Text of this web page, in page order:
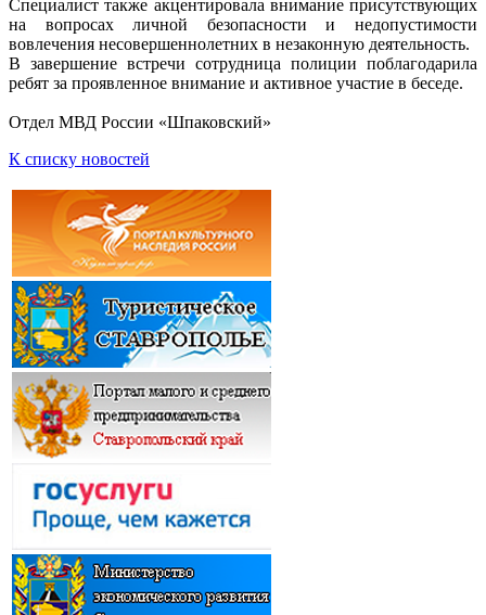
Специалист также акцентировала внимание присутствующих
на вопросах личной безопасности и недопустимости
вовлечения несовершеннолетних в незаконную деятельность.
В завершение встречи сотрудница полиции поблагодарила
ребят за проявленное внимание и активное участие в беседе.
Отдел МВД России «Шпаковский»
К списку новостей